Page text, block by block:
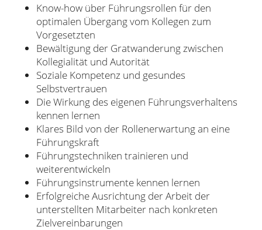
Know-how über Führungsrollen für den
optimalen Übergang vom Kollegen zum
Vorgesetzten
Bewältigung der Gratwanderung zwischen
Kollegialität und Autorität
Soziale Kompetenz und gesundes
Selbstvertrauen
Die Wirkung des eigenen Führungsverhaltens
kennen lernen
Klares Bild von der Rollenerwartung an eine
Führungskraft
Führungstechniken trainieren und
weiterentwickeln
Führungsinstrumente kennen lernen
Erfolgreiche Ausrichtung der Arbeit der
unterstellten Mitarbeiter nach konkreten
Zielvereinbarungen